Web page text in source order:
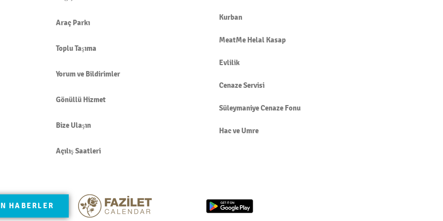
ETMEK
Araç Parkı
Toplu Taşıma
Yorum ve Bildirimler
Gönüllü Hizmet
Bize Ulaşın
Açılış Saatleri
Kurban
MeatMe Helal Kasap
Evlilik
Cenaze Servisi
Süleymaniye Cenaze Fonu
Hac ve Umre
HABERLER